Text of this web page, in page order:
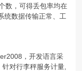
数，可得丢包率均在
统数据传输正常、工
，开发语言采
对行李秤服务计量,